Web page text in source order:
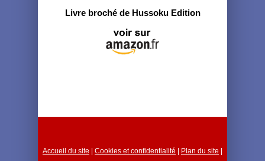
Livre broché de Hussoku Edition
Accueil du site Cookies et confidentialité Plan du site